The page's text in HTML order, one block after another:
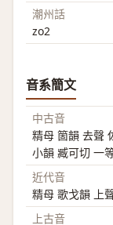
潮州話
zo2
音系簡文
中古音
精母 箇韻 去聲
小韻 臧可切 一
近代音
精母 歌戈韻 上
上古音